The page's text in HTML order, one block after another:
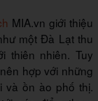
MIA.vn giới thiệu
một Đà Lạt thu
thiên nhiên. Tuy
hợp với những
và ồn ào phố thị.